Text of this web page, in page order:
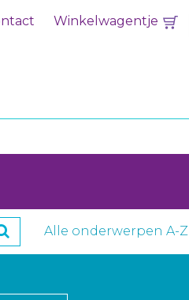
Winkelwagentje
Alle onderwerpen A-Z